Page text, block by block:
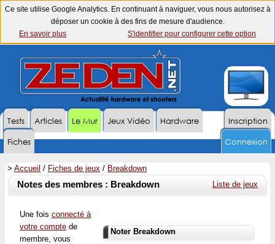
Ce site utilise Google Analytics. En continuant à naviguer, vous nous autorisez à
déposer un cookie à des fins de mesure d'audience.
En savoir plus
S'identifier pour configurer cette option
Inscription
Tests Articles Le Mur Jeux Vidéo
Hardware
Fiches
Connexion
> Accueil / Fiches de jeux / Breakdown
Liste de jeux
Notes des membres : Breakdown
Noter Breakdown
Une fois connecté à
votre compte de
membre, vous